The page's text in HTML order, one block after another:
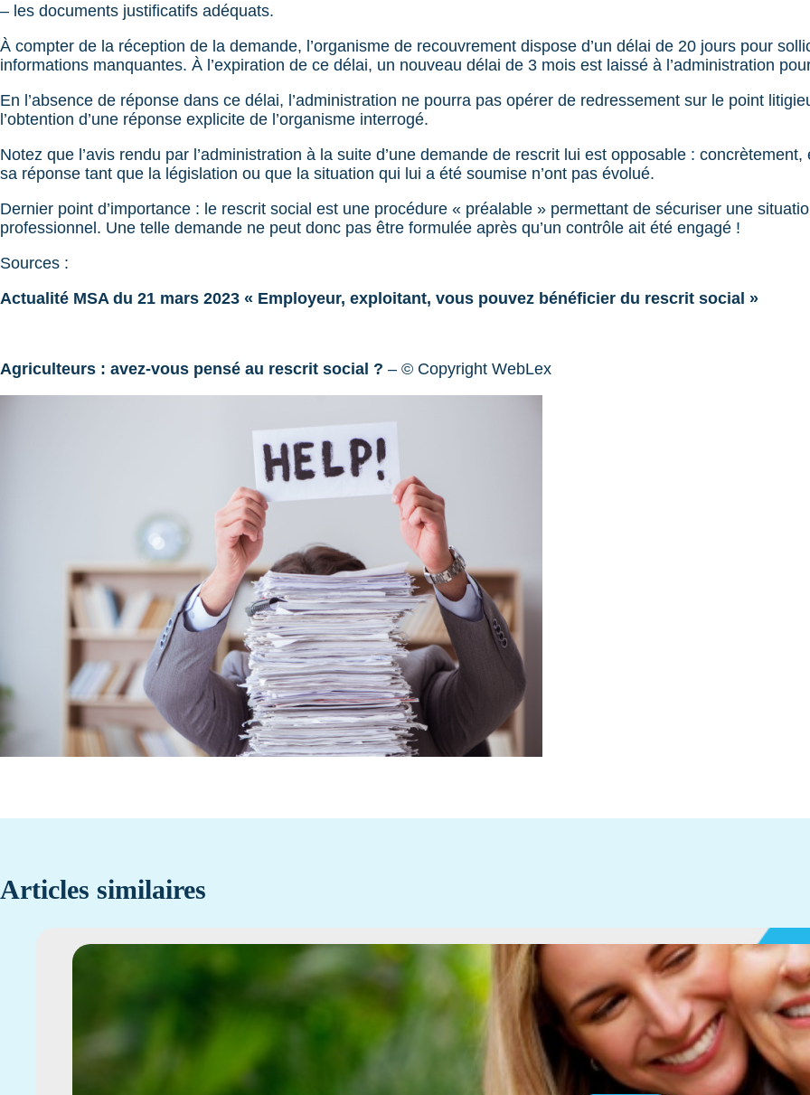
– les documents justificatifs adéquats.
À compter de la réception de la demande, l’organisme de recouvrement dispose d’un délai de 20 jours pour
informations manquantes. À l’expiration de ce délai, un nouveau délai de 3 mois est laissé à l’administration
En l’absence de réponse dans ce délai, l’administration ne pourra pas opérer de redressement sur le point
l’obtention d’une réponse explicite de l’organisme interrogé.
Notez que l’avis rendu par l’administration à la suite d’une demande de rescrit lui est opposable :
sa réponse tant que la législation ou que la situation qui lui a été soumise n’ont pas évolué.
Dernier point d’importance : le rescrit social est une procédure « préalable » permettant de sécuriser une
professionnel. Une telle demande ne peut donc pas être formulée après qu’un contrôle ait été engagé !
Sources :
Actualité MSA du 21 mars 2023 « Employeur, exploitant, vous pouvez bénéficier du rescrit social »
Agriculteurs : avez-vous pensé au rescrit social ? – © Copyright WebLex
Articles similaires